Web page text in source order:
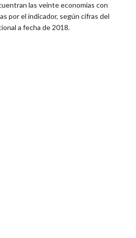
las veinte economías con
por el indicador, según cifras del
a fecha de 2018.